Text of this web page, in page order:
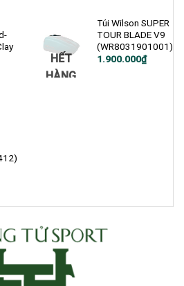
1.300.000₫.
HẾT
HÀNG
Túi Wilson SUPER
TOUR BLADE V9
(WR8031901001)
1.900.000₫